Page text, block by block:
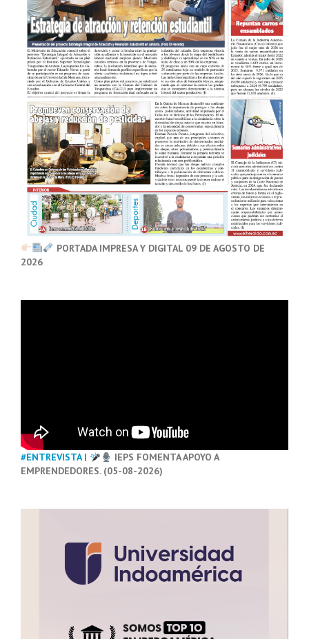
PORTADA IMPRESA Y DIGITAL 09 DE AGOSTO DE
2026
#ENTREVISTA|
IEPS FOMENTA APOYO A
EMPRENDEDORES. (05-08-2026)